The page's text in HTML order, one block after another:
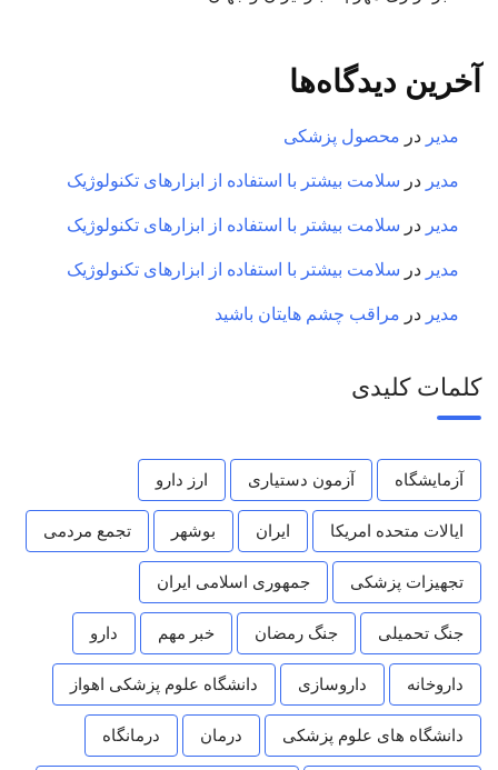
آخرین دیدگاه‌ها
مدیر در محصول پزشکی
مدیر در سلامت بیشتر با استفاده از ابزارهای تکنولوژیک
مدیر در سلامت بیشتر با استفاده از ابزارهای تکنولوژیک
مدیر در سلامت بیشتر با استفاده از ابزارهای تکنولوژیک
مدیر در مراقب چشم هایتان باشید
کلمات کلیدی
آزمایشگاه آزمون دستیاری ارز دارو
ایالات متحده امریکا ایران بوشهر تجمع مردمی
تجهیزات پزشکی جمهوری اسلامی ایران
جنگ تحمیلی جنگ رمضان خبر مهم دارو
داروخانه داروسازی دانشگاه علوم پزشکی اهواز
دانشگاه های علوم پزشکی درمان درمانگاه